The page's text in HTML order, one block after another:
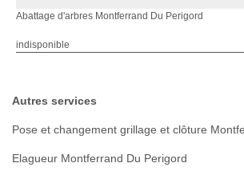
Abattage d'arbres Montferrand Du Perigord
indisponible
Autres services
Pose et changement grillage et clôture
Elagueur Montferrand Du Perigord